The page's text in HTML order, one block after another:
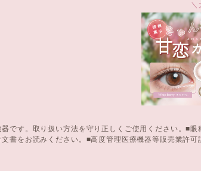
＼
です。取り扱い方法を守り正しくご使用ください。■
書をお読みください。■高度管理医療機器等販売業許